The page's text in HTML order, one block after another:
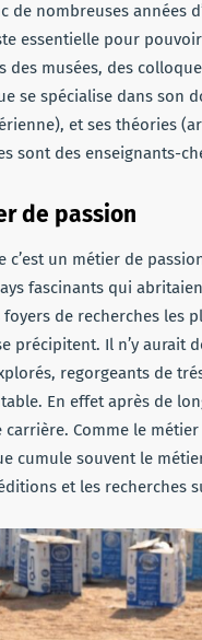
de nombreuses années
essentielle pour
des musées, des
se spécialise dans
et ses théories
sont des enseignants-
de passion
c’est un métier de
fascinants qui
foyers de recherches les
précipitent. Il n’y aurait
regorgeants de
En effet après de
carrière. Comme le
cumule souvent le
et les recherches